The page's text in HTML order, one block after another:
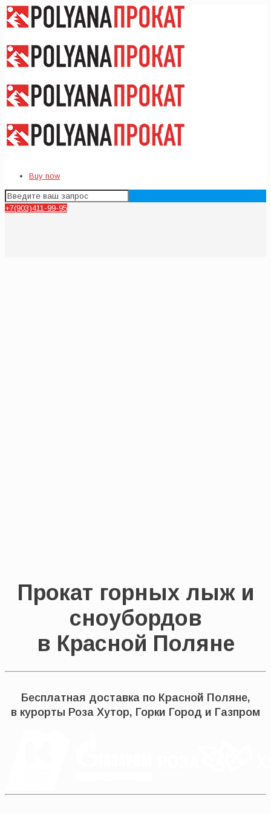
Buy now
+7(903)411-99-95
Прокат горных лыж и
сноубордов
в Красной Поляне
Бесплатная доставка по Красной Поляне,
в курорты Роза Хутор, Горки Город и Газпром